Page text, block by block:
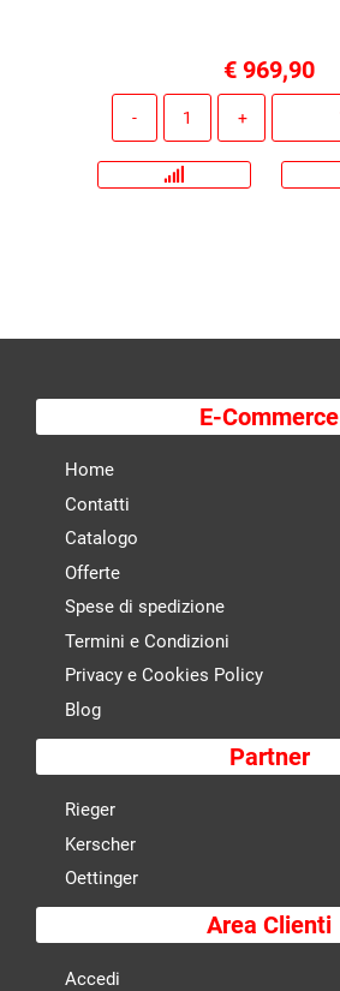
€ 969,90
E-Commerce
Home
Contatti
Catalogo
Offerte
Spese di spedizione
Termini e Condizioni
Privacy e Cookies Policy
Blog
Partner
Rieger
Kerscher
Oettinger
Area Clienti
Accedi